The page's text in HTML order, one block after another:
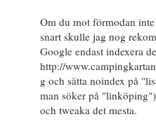
Om du mot förmodan
snart skulle jag nog
Google endast indexera
http://
g och sätta noindex på
man söker på
och tweaka det mesta.